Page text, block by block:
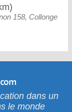
158, Collonge
dans un
le monde